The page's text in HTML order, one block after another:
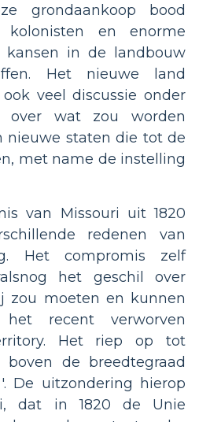
grondaankoop bood
en enorme
kansen in de landbouw
Het nieuwe land
veel discussie onder
over wat zou worden
nieuwe staten die tot de
met name de instelling
van Missouri uit 1820
redenen van
Het compromis zelf
het geschil over
zou moeten en kunnen
recent verworven
Het riep op tot
de breedtegraad
De uitzondering hierop
dat in 1820 de Unie